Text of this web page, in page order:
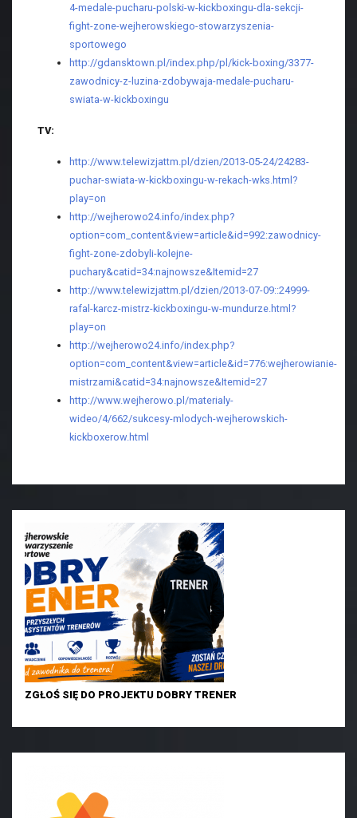
4-medale-pucharu-polski-w-kickboxingu-dla-sekcji-
fight-zone-wejherowskiego-stowarzyszenia-
sportowego
http://gdansktown.pl/index.php/pl/kick-boxing/3377-
zawodnicy-z-luzina-zdobywaja-medale-pucharu-
swiata-w-kickboxingu
TV:
http://www.telewizjattm.pl/dzien/2013-05-24/24283-
puchar-swiata-w-kickboxingu-w-rekach-wks.html?
play=on
http://wejherowo24.info/index.php?
option=com_content&view=article&id=992:zawodnicy-
fight-zone-zdobyli-kolejne-
puchary&catid=34:najnowsze&Itemid=27
http://www.telewizjattm.pl/dzien/2013-07-09::24999-
rafal-karcz-mistrz-kickboxingu-w-mundurze.html?
play=on
http://wejherowo24.info/index.php?
option=com_content&view=article&id=776:wejherowianie-
mistrzami&catid=34:najnowsze&Itemid=27
http://www.wejherowo.pl/materialy-
wideo/4/662/sukcesy-mlodych-wejherowskich-
kickboxerow.html
ZGŁOŚ SIĘ DO PROJEKTU DOBRY TRENER